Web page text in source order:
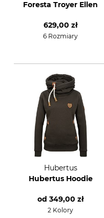
Foresta Troyer Ellen
629,00 zł
6 Rozmiary
Hubertus
Hubertus Hoodie
od 349,00 zł
2 Kolory